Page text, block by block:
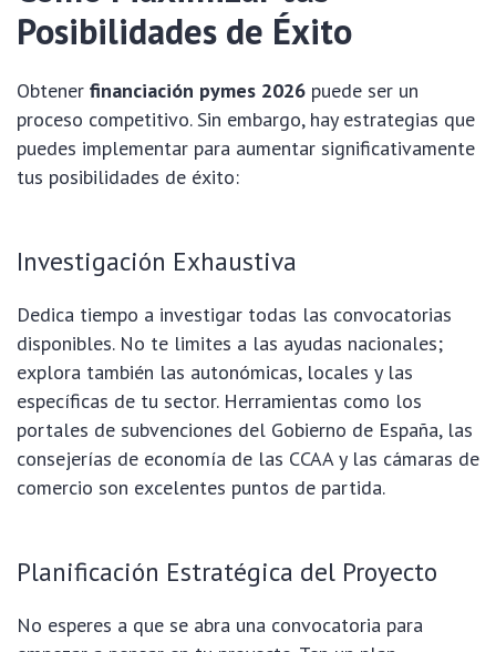
Posibilidades de Éxito
Obtener financiación pymes 2026 puede ser un
proceso competitivo. Sin embargo, hay estrategias que
puedes implementar para aumentar significativamente
tus posibilidades de éxito:
Investigación Exhaustiva
Dedica tiempo a investigar todas las convocatorias
disponibles. No te limites a las ayudas nacionales;
explora también las autonómicas, locales y las
específicas de tu sector. Herramientas como los
portales de subvenciones del Gobierno de España, las
consejerías de economía de las CCAA y las cámaras de
comercio son excelentes puntos de partida.
Planificación Estratégica del Proyecto
No esperes a que se abra una convocatoria para